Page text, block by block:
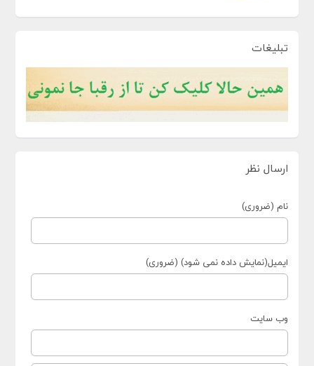
تبلیغات
ارسال نظر
نام (ضروری)
ایمیل(نمایش داده نمی شود) (ضروری)
وب سایت